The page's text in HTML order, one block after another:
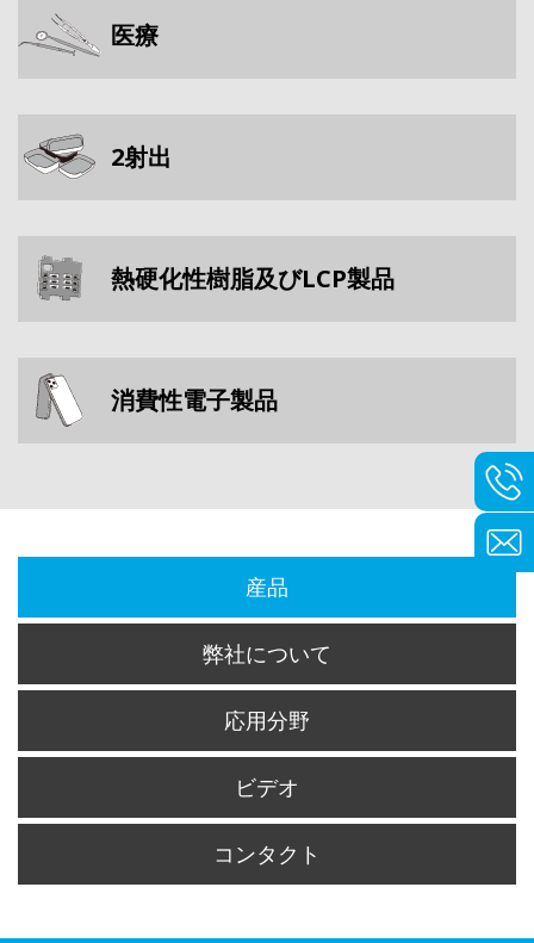
医療
2射出
熱硬化性樹脂及びLCP製品
消費性電子製品
産品
弊社について
応用分野
ビデオ
コンタクト